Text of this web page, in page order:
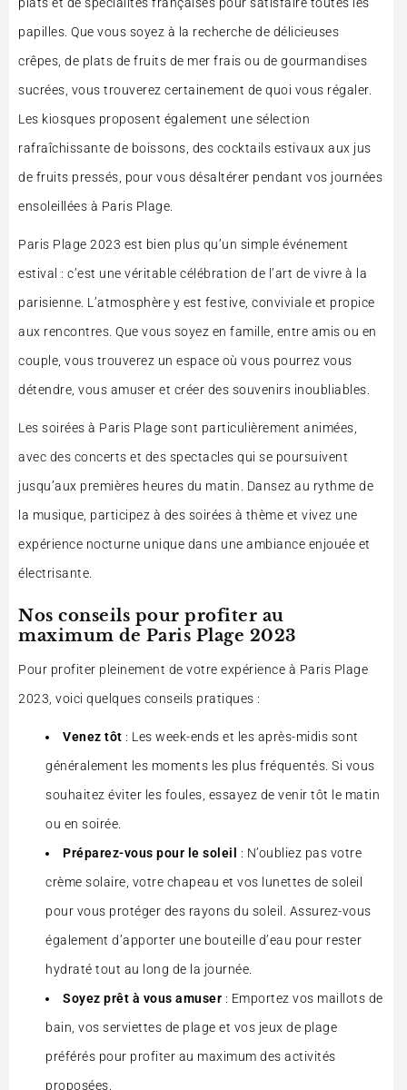
papilles. Que vous soyez à la recherche de délicieuses
crêpes, de plats de fruits de mer frais ou de gourmandises
sucrées, vous trouverez certainement de quoi vous régaler.
Les kiosques proposent également une sélection
rafraîchissante de boissons, des cocktails estivaux aux jus
de fruits pressés, pour vous désaltérer pendant vos journées
ensoleillées à Paris Plage.
Paris Plage 2023 est bien plus qu’un simple événement
estival : c’est une véritable célébration de l’art de vivre à la
parisienne. L’atmosphère y est festive, conviviale et propice
aux rencontres. Que vous soyez en famille, entre amis ou en
couple, vous trouverez un espace où vous pourrez vous
détendre, vous amuser et créer des souvenirs inoubliables.
Les soirées à Paris Plage sont particulièrement animées,
avec des concerts et des spectacles qui se poursuivent
jusqu’aux premières heures du matin. Dansez au rythme de
la musique, participez à des soirées à thème et vivez une
expérience nocturne unique dans une ambiance enjouée et
électrisante.
Nos conseils pour profiter au
maximum de Paris Plage 2023
Pour profiter pleinement de votre expérience à Paris Plage
2023, voici quelques conseils pratiques :
Venez tôt : Les week-ends et les après-midis sont
généralement les moments les plus fréquentés. Si vous
souhaitez éviter les foules, essayez de venir tôt le matin
ou en soirée.
Préparez-vous pour le soleil
: N’oubliez pas votre
crème solaire, votre chapeau et vos lunettes de soleil
pour vous protéger des rayons du soleil. Assurez-vous
également d’apporter une bouteille d’eau pour rester
hydraté tout au long de la journée.
Soyez prêt à vous amuser : Emportez vos maillots de
bain, vos serviettes de plage et vos jeux de plage
préférés pour profiter au maximum des activités
proposées.